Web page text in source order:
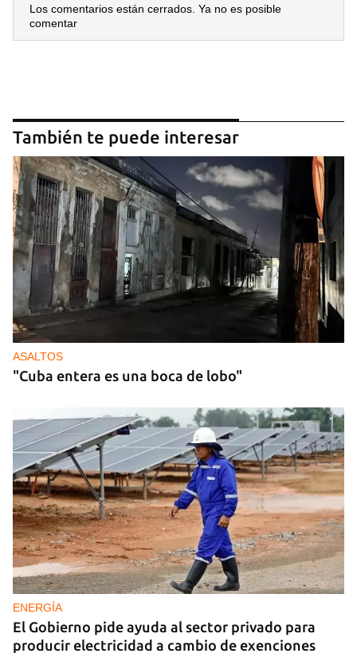
Los comentarios están cerrados. Ya no es posible
comentar
También te puede interesar
ASALTOS
"Cuba entera es una boca de lobo"
ENERGÍA
El Gobierno pide ayuda al sector privado para
producir electricidad a cambio de exenciones